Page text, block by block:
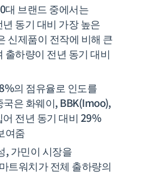
대 브랜드 중에서는
동기 대비 가장 높은
신제품이 전작에 비해 큰
출하량이 전년 동기 대비
의 점유율로 인도를
은 화웨이, BBK(Imoo),
전년 동기 대비 29%
여줌
, 가민이 시장을
트워치가 전체 출하량의